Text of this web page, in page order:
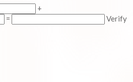
+
=
Verify